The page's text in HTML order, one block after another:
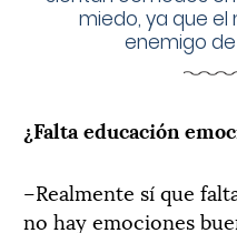
miedo, ya que el
enemigo
¿Falta educación
–Realmente sí que
no hay emociones